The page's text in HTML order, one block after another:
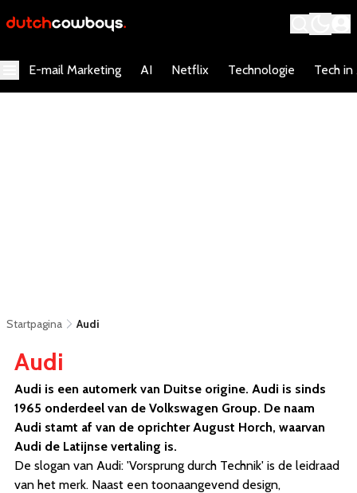
E-mail Marketing AI Netflix Technologie Tech in
Startpagina Audi
Audi
Audi is een automerk van Duitse origine. Audi is sinds
1965 onderdeel van de Volkswagen Group. De naam
Audi stamt af van de oprichter August Horch, waarvan
Audi de Latijnse vertaling is.
De slogan van Audi: 'Vorsprung durch Technik' is de leidraad
van het merk. Naast een toonaangevend design,